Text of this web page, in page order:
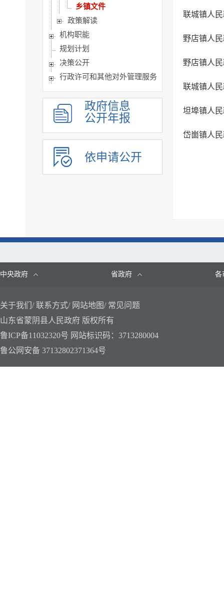
乡镇文件
政策解读
机构职能
规划计划
决策公开
行政许可和其他对外管理服务
统计信息
人事信息
重点领域信息
优化营商环境
建议提案办理
政务公开保障机制
公共企事业单位信息公开
政府信息
公开年报
依申请公开
联城镇人
野店镇人
野店镇人
联城镇人
坦埠镇人
岱崮镇人